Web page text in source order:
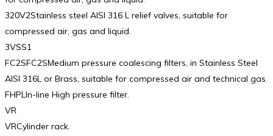
320V2Stainless steel AISI 316 L relief valves, suitable for
compressed air, gas and liquid.
3VSS1
FC2SFC2SMedium pressure coalescing filters, in Stainless Steel
AISI 316L or Brass, suitable for compressed air and technical gas.
FHPLIn-line High pressure filter.
VR
VRCylinder rack.